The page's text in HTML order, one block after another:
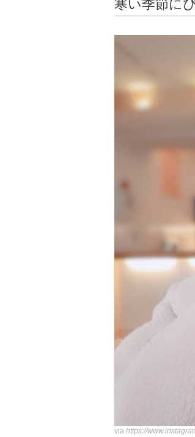
ョ
ア
寒い季節に
via https://